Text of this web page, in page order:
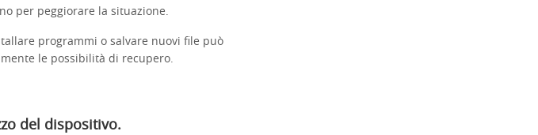
per peggiorare la situazione.
programmi o salvare nuovi file può
le possibilità di recupero.
del dispositivo.